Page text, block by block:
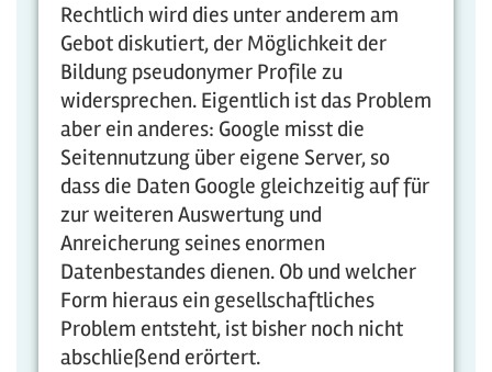
Rechtlich wird dies unter anderem am
Gebot diskutiert, der Möglichkeit der
Bildung pseudonymer Profile zu
widersprechen. Eigentlich ist das Problem
aber ein anderes: Google misst die
Seitennutzung über eigene Server, so
dass die Daten Google gleichzeitig auf für
zur weiteren Auswertung und
Anreicherung seines enormen
Datenbestandes dienen. Ob und welcher
Form hieraus ein gesellschaftliches
Problem entsteht, ist bisher noch nicht
abschließend erörtert.